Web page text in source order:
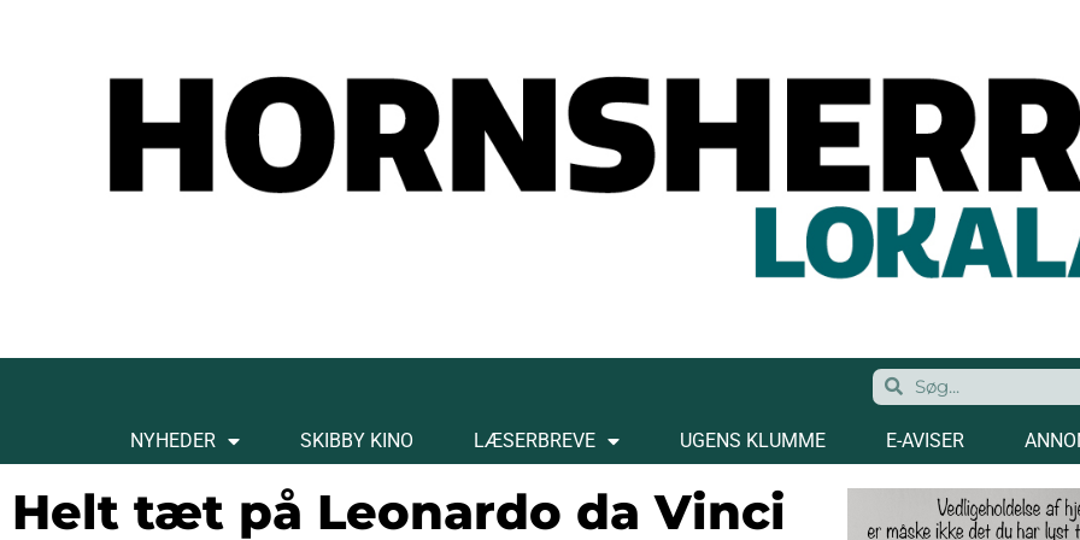
NYHEDER SKIBBY KINO LÆSERBREVE UGENS KLUMME E-AVISER
Helt tæt på Leonardo da Vinci